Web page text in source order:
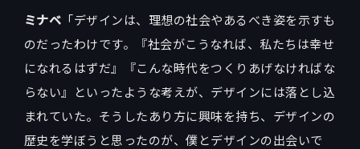
ミナベ 「デザインは、理想の社会やあるべき姿を示すも
のだったわけです。『社会がこうなれば、私たちは幸せ
になれるはずだ』『こんな時代をつくりあげなければな
らない』といったような考えが、デザインには落とし込
まれていた。そうしたあり方に興味を持ち、デザインの
歴史を学ぼうと思ったのが、僕とデザインの出会いで